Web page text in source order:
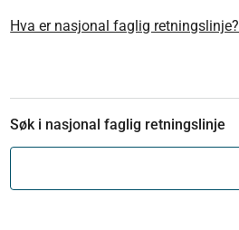
Hva er nasjonal faglig retningslinje?
Søk i nasjonal faglig retningslinje